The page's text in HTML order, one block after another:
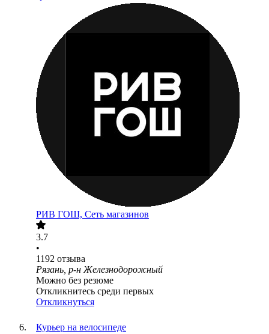
РИВ ГОШ, Сеть магазинов
3.7
•
1192 отзыва
Рязань, р-н Железнодорожный
Можно без резюме
Откликнитесь среди первых
Откликнуться
Курьер на велосипеде